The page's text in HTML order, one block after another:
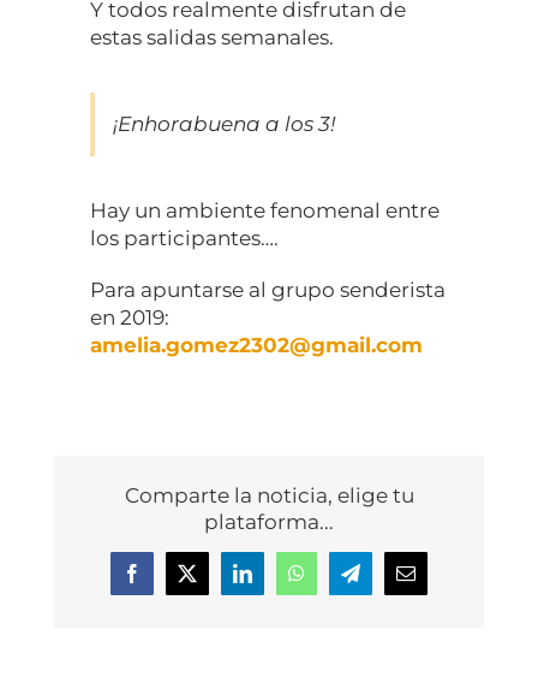
Y todos realmente disfrutan de
estas salidas semanales.
¡Enhorabuena a los 3!
Hay un ambiente fenomenal entre
los participantes….
Para apuntarse al grupo senderista
en 2019:
amelia.gomez2302@gmail.com
Comparte la noticia, elige tu
plataforma...
Facebook
X LinkedInWhatsAppTelegramCorreo
electrónico